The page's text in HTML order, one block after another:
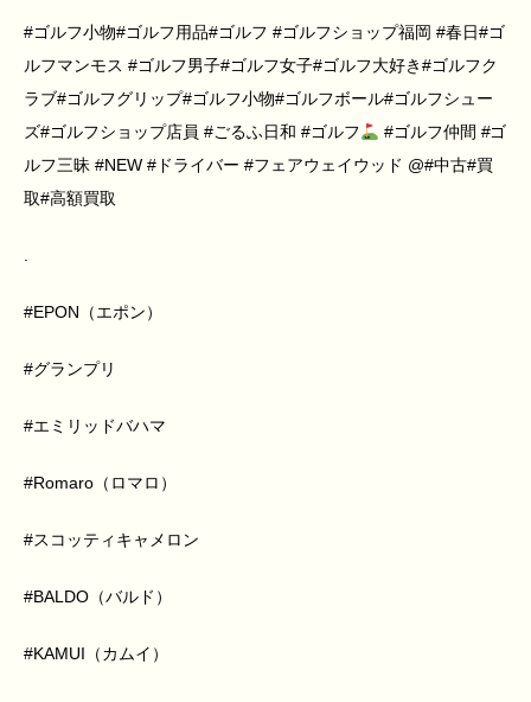
#ゴルフ小物#ゴルフ用品#ゴルフ #ゴルフショップ福岡 #春日#ゴ
ルフマンモス #ゴルフ男子#ゴルフ女子#ゴルフ大好き#ゴルフク
ラブ#ゴルフグリップ#ゴルフ小物#ゴルフボール#ゴルフシュー
ズ#ゴルフショップ店員 #ごるふ日和 #ゴルフ
#ゴルフ仲間 #ゴ
ルフ三昧 #NEW #ドライバー #フェアウェイウッド @#中古#買
取#高額買取
.
#EPON（エポン）
#グランプリ
#エミリッドバハマ
#Romaro（ロマロ）
#スコッティキャメロン
#BALDO（バルド）
#KAMUI（カムイ）